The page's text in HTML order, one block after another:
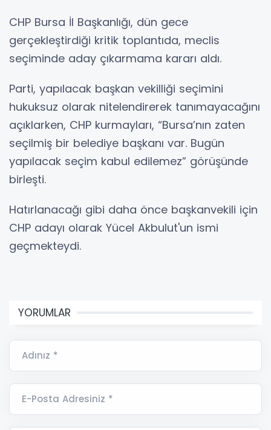
CHP Bursa İl Başkanlığı, dün gece
gerçekleştirdiği kritik toplantıda, meclis
seçiminde aday çıkarmama kararı aldı.
Parti, yapılacak başkan vekilliği seçimini
hukuksuz olarak nitelendirerek tanımayacağını
açıklarken, CHP kurmayları, “Bursa’nın zaten
seçilmiş bir belediye başkanı var. Bugün
yapılacak seçim kabul edilemez” görüşünde
birleşti.
Hatırlanacağı gibi daha önce başkanvekili için
CHP adayı olarak Yücel Akbulut'un ismi
geçmekteydi.
YORUMLAR
Adınız *
E-Posta Adresiniz *